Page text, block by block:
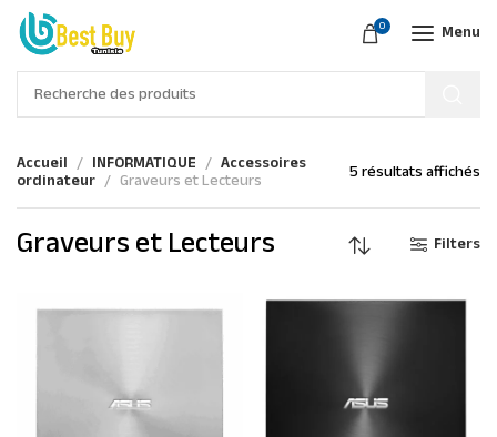
0 Menu
Accueil INFORMATIQUE Accessoires
ordinateur Graveurs et Lecteurs 5 résultats affichés
Graveurs et Lecteurs Filters